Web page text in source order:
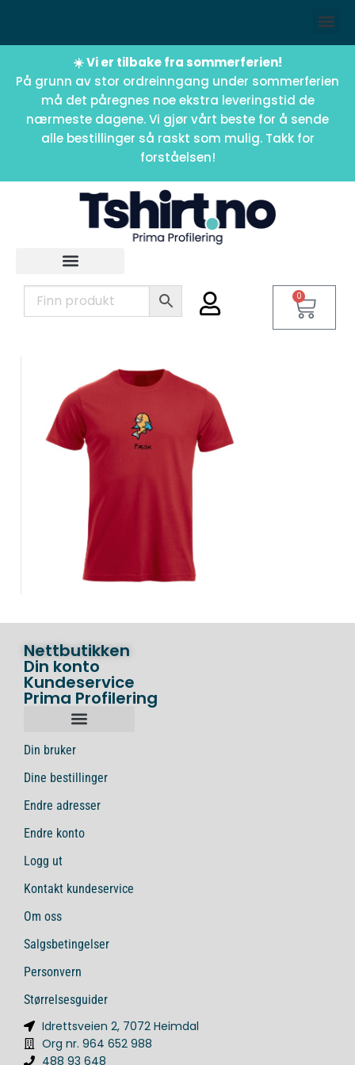
☀️ Vi er tilbake fra sommerferien!
På grunn av stor ordreinngang under sommerferien
må det påregnes noe ekstra leveringstid de
nærmeste dagene. Vi gjør vårt beste for å sende
alle bestillinger så raskt som mulig. Takk for
forståelsen!
0
Nettbutikken
Din konto
Kundeservice
Prima Profilering
Din bruker
Dine bestillinger
Endre adresser
Endre konto
Logg ut
Kontakt kundeservice
Om oss
Salgsbetingelser
Personvern
Størrelsesguider
Idrettsveien 2, 7072 Heimdal
Org nr. 964 652 988
488 93 648